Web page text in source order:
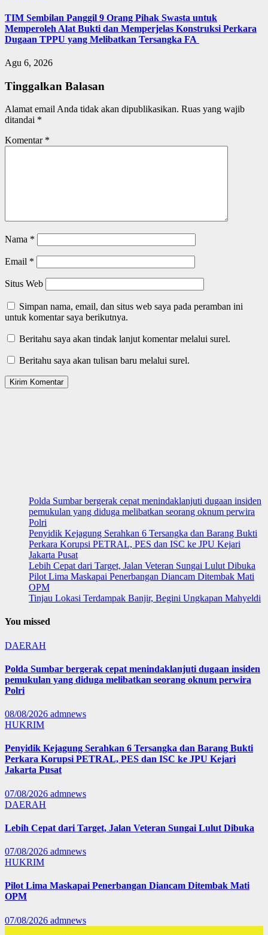
TIM Sembilan Panggil 9 Orang Pihak Swasta untuk
Memperoleh Alat Bukti dan Memperjelas Konstruksi Perkara
Dugaan TPPU yang Melibatkan Tersangka FA
Agu 6, 2026
Tinggalkan Balasan
Alamat email Anda tidak akan dipublikasikan. Ruas yang wajib
ditandai *
Komentar *
Nama *
Email *
Situs Web
Simpan nama, email, dan situs web saya pada peramban ini
untuk komentar saya berikutnya.
Beritahu saya akan tindak lanjut komentar melalui surel.
Beritahu saya akan tulisan baru melalui surel.
Polda Sumbar bergerak cepat menindaklanjuti dugaan insiden
pemukulan yang diduga melibatkan seorang oknum perwira
Polri
Penyidik Kejagung Serahkan 6 Tersangka dan Barang Bukti
Perkara Korupsi PETRAL, PES dan ISC ke JPU Kejari
Jakarta Pusat
Lebih Cepat dari Target, Jalan Veteran Sungai Lulut Dibuka
Pilot Lima Maskapai Penerbangan Diancam Ditembak Mati
OPM
Tinjau Lokasi Terdampak Banjir, Begini Ungkapan Mahyeldi
You missed
DAERAH
Polda Sumbar bergerak cepat menindaklanjuti dugaan insiden
pemukulan yang diduga melibatkan seorang oknum perwira
Polri
08/08/2026 admnews
HUKRIM
Penyidik Kejagung Serahkan 6 Tersangka dan Barang Bukti
Perkara Korupsi PETRAL, PES dan ISC ke JPU Kejari
Jakarta Pusat
07/08/2026 admnews
DAERAH
Lebih Cepat dari Target, Jalan Veteran Sungai Lulut Dibuka
07/08/2026 admnews
HUKRIM
Pilot Lima Maskapai Penerbangan Diancam Ditembak Mati
OPM
07/08/2026 admnews